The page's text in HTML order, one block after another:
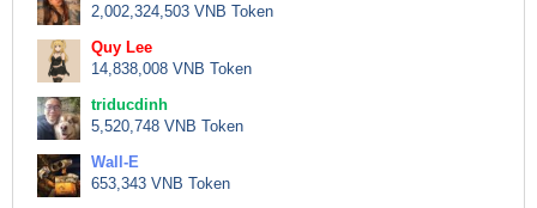
2,002,324,503 VNB Token
Quy Lee
14,838,008 VNB Token
triducdinh
5,520,748 VNB Token
Wall-E
653,343 VNB Token